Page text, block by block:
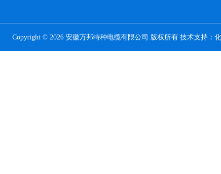
Copyright © 2026 安徽万邦特种电缆有限公司 版权所有 技术支持：